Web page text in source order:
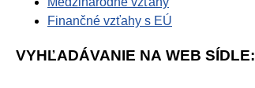
Finančné vzťahy s EÚ
VYHĽADÁVANIE NA WEB SÍDLE: